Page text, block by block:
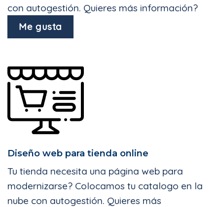
con autogestión. Quieres más información?
Me gusta
Diseño web para tienda online
Tu tienda necesita una página web para
modernizarse? Colocamos tu catalogo en la
nube con autogestión. Quieres más